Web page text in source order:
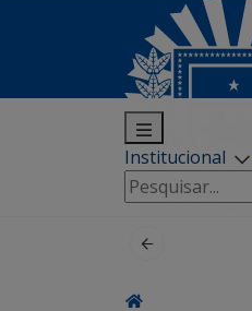
Institucional
Pesquisar
por: